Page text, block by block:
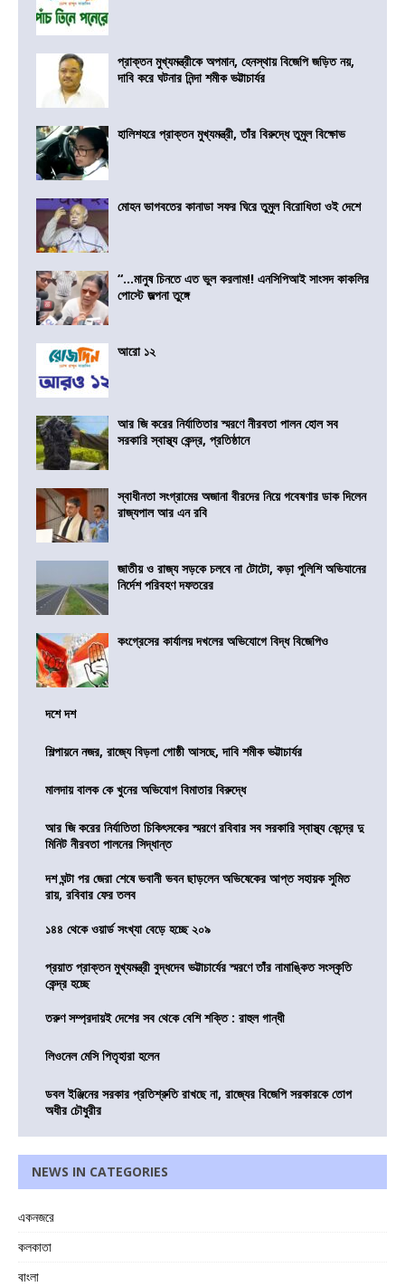
প্রাক্তন মুখ্যমন্ত্রীকে অপমান, হেনস্থায় বিজেপি জড়িত নয়,
দাবি করে ঘটনার নিন্দা শমীক ভট্টাচার্যর
হালিশহরে প্রাক্তন মুখ্যমন্ত্রী, তাঁর বিরুদ্ধে তুমুল বিক্ষোভ
মোহন ভাগবতের কানাডা সফর ঘিরে তুমুল বিরোধিতা ওই দেশে
“…মানুষ চিনতে এত ভুল করলাম!! এনসিপিআই সাংসদ কাকলির
পোস্টে জল্পনা তুঙ্গে
আরো ১২
আর জি করের নির্যাতিতার স্মরণে নীরবতা পালন হোল সব
সরকারি স্বাস্থ্য কেন্দ্র, প্রতিষ্ঠানে
স্বাধীনতা সংগ্রামের অজানা বীরদের নিয়ে গবেষণার ডাক দিলেন
রাজ্যপাল আর এন রবি
জাতীয় ও রাজ্য সড়কে চলবে না টোটো, কড়া পুলিশি অভিযানের
নির্দেশ পরিবহণ দফতরের
কংগ্রেসের কার্যালয় দখলের অভিযোগে বিদ্ধ বিজেপিও
দশে দশ
শিল্পায়নে নজর, রাজ্যে বিড়লা গোষ্ঠী আসছে, দাবি শমীক ভট্টাচার্যর
মালদায় বালক কে খুনের অভিযোগ বিমাতার বিরুদ্ধে
আর জি করের নির্যাতিতা চিকিৎসকের স্মরণে রবিবার সব সরকারি স্বাস্থ্য কেন্দ্রে দু
মিনিট নীরবতা পালনের সিদ্ধান্ত
দশ ঘন্টা পর জেরা শেষে ভবানী ভবন ছাড়লেন অভিষেকের আপ্ত সহায়ক সুমিত
রায়, রবিবার ফের তলব
১৪৪ থেকে ওয়ার্ড সংখ্যা বেড়ে হচ্ছে ২০৯
প্রয়াত প্রাক্তন মুখ্যমন্ত্রী বুদ্ধদেব ভট্টাচার্যের স্মরণে তাঁর নামাঙ্কিত সংস্কৃতি
কেন্দ্র হচ্ছে
তরুণ সম্প্রদায়ই দেশের সব থেকে বেশি শক্তি : রাহুল গান্ধী
লিওনেল মেসি পিতৃহারা হলেন
ডবল ইঞ্জিনের সরকার প্রতিশ্রুতি রাখছে না, রাজ্যের বিজেপি সরকারকে তোপ
অধীর চৌধুরীর
NEWS IN CATEGORIES
একনজরে
কলকাতা
বাংলা